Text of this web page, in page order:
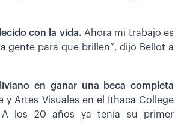
con la vida. Ahora mi trabajo es
gente para que brillen”, dijo Bellot a
en ganar una beca completa
y Artes Visuales en el Ithaca College
A los 20 años ya tenía su primer